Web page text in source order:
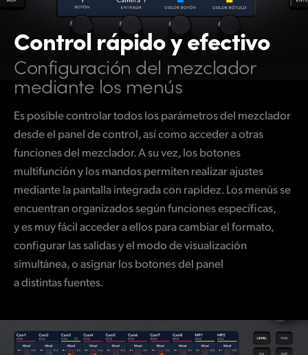
Control rápido y efectivo
Configuración del mezclador
mediante los menús
Es posible controlar todos los parámetros del mezclador
desde el panel de control, así como acceder a otras
funciones del mezclador. A su vez, los botones
multifunción y los mandos permiten realizar ajustes
mediante la pantalla integrada con rapidez. Los menús se
encuentran organizados según funciones específicas,
y es muy fácil acceder a ellos para cambiar el formato,
configurar las salidas y el modo de visualización
simultánea, o asignar los botones del panel
a distintas fuentes.